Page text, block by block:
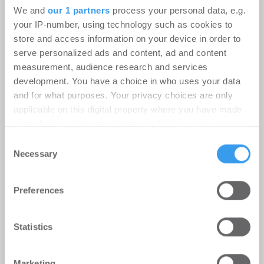
We and our 1 partners process your personal data, e.g.
your IP-number, using technology such as cookies to
store and access information on your device in order to
serve personalized ads and content, ad and content
measurement, audience research and services
development. You have a choice in who uses your data
and for what purposes. Your privacy choices are only
applicable on this digital property where you have made
the Privacy trigger icon.
Find out more about how your personal data is processed
and set your preferences in the
We use cookies to personalise content and ads, to
provide social media features and to analyse our traffic.
Selection
Necessary
Preferences
Statistics
Ingeborg-Warschke-Nachwuchspreis
2026 – Bewerbung bis 2. August
möglich – Bundesbauministerin
Verena Hubertz abermals
Schirmherrin
registriert, erstellen Sie sich jetzt Ihren